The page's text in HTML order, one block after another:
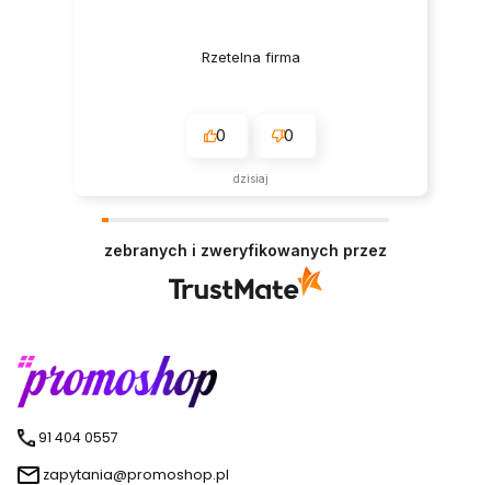
Rzetelna firma
0 0
dzisiaj
zebranych i zweryfikowanych przez
91 404 0557
zapytania@promoshop.pl